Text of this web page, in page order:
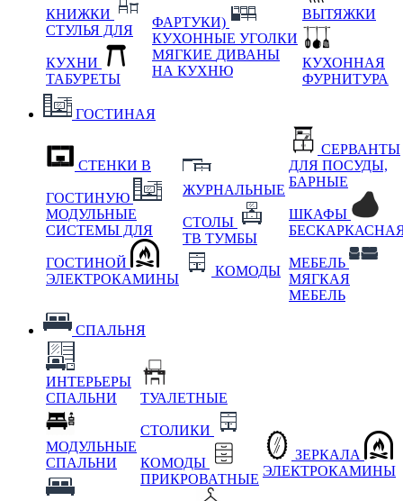
КНИЖКИ
СТУЛЬЯ ДЛЯ
КУХНИ
ТАБУРЕТЫ
ФАРТУКИ)
КУХОННЫЕ УГОЛКИ
МЯГКИЕ ДИВАНЫ
НА КУХНЮ
ВЫТЯЖКИ
КУХОННАЯ
ФУРНИТУРА
ГОСТИНАЯ
СТЕНКИ В
ГОСТИНУЮ
МОДУЛЬНЫЕ
СИСТЕМЫ ДЛЯ
ГОСТИНОЙ
ЭЛЕКТРОКАМИНЫ
ЖУРНАЛЬНЫЕ
СТОЛЫ
ТВ ТУМБЫ
КОМОДЫ
СЕРВАНТЫ
ДЛЯ ПОСУДЫ,
БАРНЫЕ
ШКАФЫ
МЕБЕЛЬ
МЯГКАЯ
МЕБЕЛЬ
СПАЛЬНЯ
ИНТЕРЬЕРЫ
СПАЛЬНИ
МОДУЛЬНЫЕ
СПАЛЬНИ
ТУАЛЕТНЫЕ
СТОЛИКИ
КОМОДЫ
ПРИКРОВАТНЫЕ
ЗЕРКАЛА
ЭЛЕКТРОКАМИНЫ